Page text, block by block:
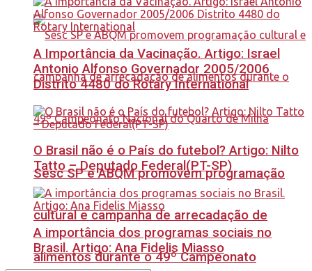
Sesc SP e ABQM promovem programação
cultural e campanha de arrecadação de
alimentos durante o 49º Campeonato
A Importância da Vacinação. Artigo: Israel
Antonio Alfonso Governador 2005/2006
Distrito 4480 do Rotary International
O Brasil não é o País do futebol? Artigo: Nilto
Tatto – Deputado Federal(PT-SP)
A importância dos programas sociais no
Brasil. Artigo: Ana Fidelis Miasso